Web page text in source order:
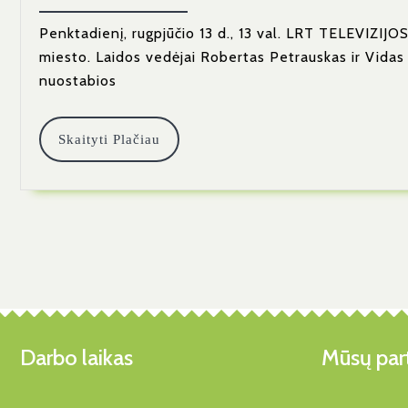
09
Penktadienį, rugpjūčio 13 d., 13 val. LRT
miesto. Laidos vedėjai Robertas Petrauskas ir
nuostabios
Skaityti Plačiau
Skaityti
Darbo laikas Mūsų